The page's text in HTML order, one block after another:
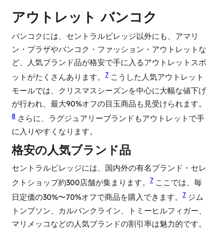
アウトレット バンコク
バンコクには、セントラルビレッジ以外にも、アマリ
ン・プラザやバンコク・ファッション・アウトレットな
ど、人気ブランド品が格安で手に入るアウトレットスポ
ットがたくさんあります。
7 こうした人気アウトレット
モールでは、クリスマスシーズンを中心に大幅な値下げ
が行われ、最大90%オフの目玉商品も見受けられます。
8 さらに、ラグジュアリーブランドもアウトレットで手
に入りやすくなります。
格安の人気ブランド品
セントラルビレッジには、国内外の有名ブランド・セレ
クトショップ約300店舗が集まります。
7 ここでは、毎
日定価の30%〜70%オフで商品を購入できます。
7 ジム
トンプソン、カルバンクライン、トミーヒルフィガー、
マリメッコなどの人気ブランドの割引率は魅力的です。